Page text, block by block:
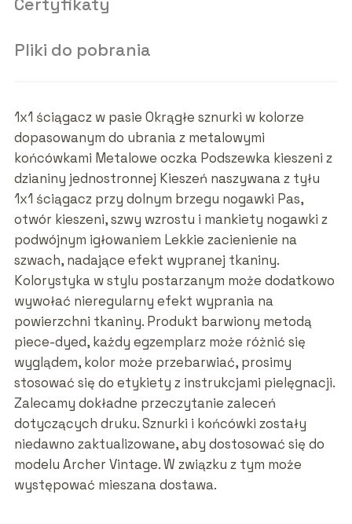
Certyfikaty
Pliki do pobrania
1x1 ściągacz w pasie Okrągłe sznurki w kolorze
dopasowanym do ubrania z metalowymi
końcówkami Metalowe oczka Podszewka kieszeni z
dzianiny jednostronnej Kieszeń naszywana z tyłu
1x1 ściągacz przy dolnym brzegu nogawki Pas,
otwór kieszeni, szwy wzrostu i mankiety nogawki z
podwójnym igłowaniem Lekkie zacienienie na
szwach, nadające efekt wypranej tkaniny.
Kolorystyka w stylu postarzanym może dodatkowo
wywołać nieregularny efekt wyprania na
powierzchni tkaniny. Produkt barwiony metodą
piece-dyed, każdy egzemplarz może różnić się
wyglądem, kolor może przebarwiać, prosimy
stosować się do etykiety z instrukcjami pielęgnacji.
Zalecamy dokładne przeczytanie zaleceń
dotyczących druku. Sznurki i końcówki zostały
niedawno zaktualizowane, aby dostosować się do
modelu Archer Vintage. W związku z tym może
występować mieszana dostawa.